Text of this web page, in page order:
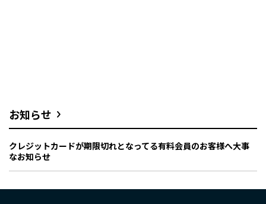
お知らせ
クレジットカードが期限切れとなってる有料会員のお客様へ大事
なお知らせ